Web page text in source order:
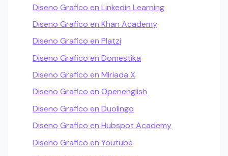
Diseno Grafico en Linkedin Learning
Diseno Grafico en Khan Academy
Diseno Grafico en Platzi
Diseno Grafico en Domestika
Diseno Grafico en Miriada X
Diseno Grafico en Openenglish
Diseno Grafico en Duolingo
Diseno Grafico en Hubspot Academy
Diseno Grafico en Youtube